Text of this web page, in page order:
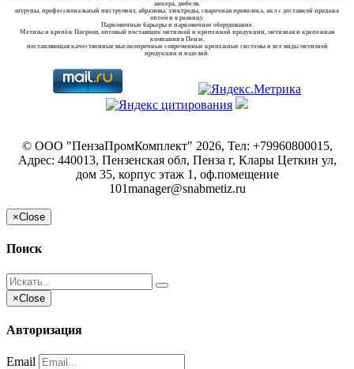
анкера, дюбеля,
шурупы, профессиональный инструмент, абразивы, электроды, сварочная проволока, акл с доставкой продажа
оптом и в розницу.
Парковочные барьеры и парковочное оборудование.
Метизы и крепёж Harpoon, оптовый поставщик метизной и крепежной продукции, метизная и крепежная
компания в Пензе,
поставляющая качественные высокопрочные современные крепежные системы и все виды метизной
продукции и изделий.
© ООО "ПензаПромКомплект" 2026, Тел: +79960800015,
Адрес: 440013, Пензенская обл, Пенза г, Клары Цеткин ул,
дом 35, корпус этаж 1, оф.помещение
101manager@snabmetiz.ru
×Close
Поиск
×Close
Авторизация
Email